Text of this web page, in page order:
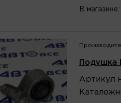
В магазине:
Подушка
Артикул